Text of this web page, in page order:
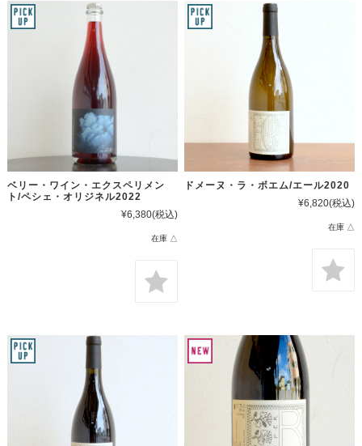
ベリー・ワイン・エクスペリメン
ト/ペシェ・オリジネル2022
¥6,380(税込)
在庫 △
ドメーヌ・ラ・ボエム/エール2020
¥6,820(税込)
在庫 △